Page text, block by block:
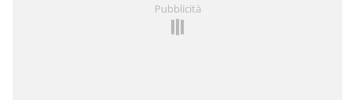
Pubblicità